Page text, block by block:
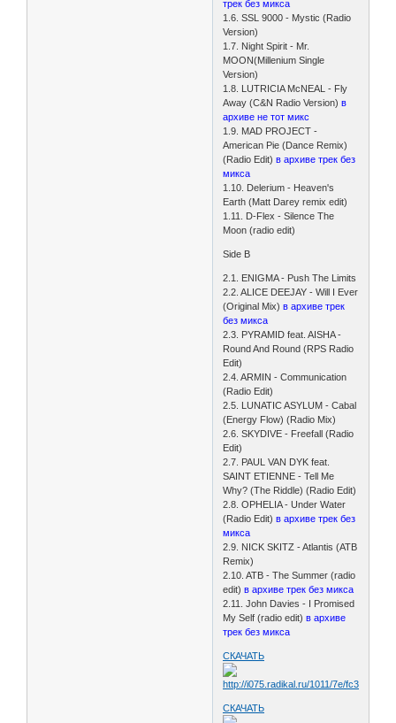
трек без микса
1.6. SSL 9000 - Mystic (Radio
Version)
1.7. Night Spirit - Mr.
MOON(Millenium Single
Version)
1.8. LUTRICIA McNEAL - Fly
Away (C&N Radio Version)в
архиве не тот микс
1.9. MAD PROJECT -
American Pie (Dance Remix)
(Radio Edit)в архиве трек без
микса
1.10. Delerium - Heaven's
Earth (Matt Darey remix edit)
1.11. D-Flex - Silence The
Moon (radio edit)
Side B
2.1. ENIGMA - Push The Limits
2.2. ALICE DEEJAY - Will I Ever
(Original Mix)в архиве трек
без микса
2.3. PYRAMID feat. AISHA -
Round And Round (RPS Radio
Edit)
2.4. ARMIN - Communication
(Radio Edit)
2.5. LUNATIC ASYLUM - Cabal
(Energy Flow) (Radio Mix)
2.6. SKYDIVE - Freefall (Radio
Edit)
2.7. PAUL VAN DYK feat.
SAINT ETIENNE - Tell Me
Why? (The Riddle) (Radio Edit)
2.8. OPHELIA - Under Water
(Radio Edit)в архиве трек без
микса
2.9. NICK SKITZ - Atlantis (ATB
Remix)
2.10. ATB - The Summer (radio
edit)в архиве трек без микса
2.11. John Davies - I Promised
My Self (radio edit)в архиве
трек без микса
СКАЧАТЬ
СКАЧАТЬ